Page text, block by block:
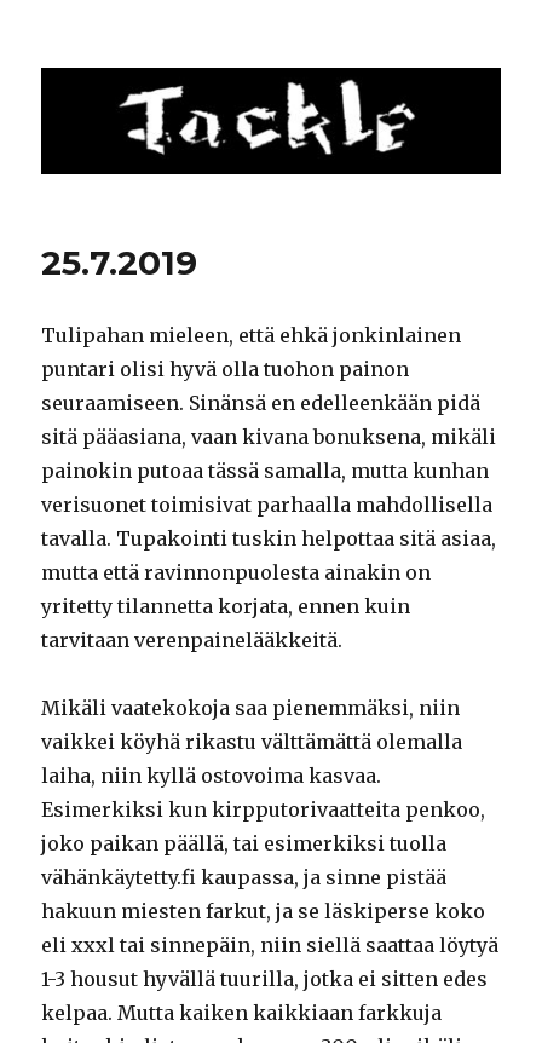
Tackle
25.7.2019
Tulipahan mieleen, että ehkä jonkinlainen
puntari olisi hyvä olla tuohon painon
seuraamiseen. Sinänsä en edelleenkään pidä
sitä pääasiana, vaan kivana bonuksena, mikäli
painokin putoaa tässä samalla, mutta kunhan
verisuonet toimisivat parhaalla mahdollisella
tavalla. Tupakointi tuskin helpottaa sitä asiaa,
mutta että ravinnonpuolesta ainakin on
yritetty tilannetta korjata, ennen kuin
tarvitaan verenpainelääkkeitä.
Mikäli vaatekokoja saa pienemmäksi, niin
vaikkei köyhä rikastu välttämättä olemalla
laiha, niin kyllä ostovoima kasvaa.
Esimerkiksi kun kirpputorivaatteita penkoo,
joko paikan päällä, tai esimerkiksi tuolla
vähänkäytetty.fi kaupassa, ja sinne pistää
hakuun miesten farkut, ja se läskiperse koko
eli xxxl tai sinnepäin, niin siellä saattaa löytyä
1-3 housut hyvällä tuurilla, jotka ei sitten edes
kelpaa. Mutta kaiken kaikkiaan farkkuja